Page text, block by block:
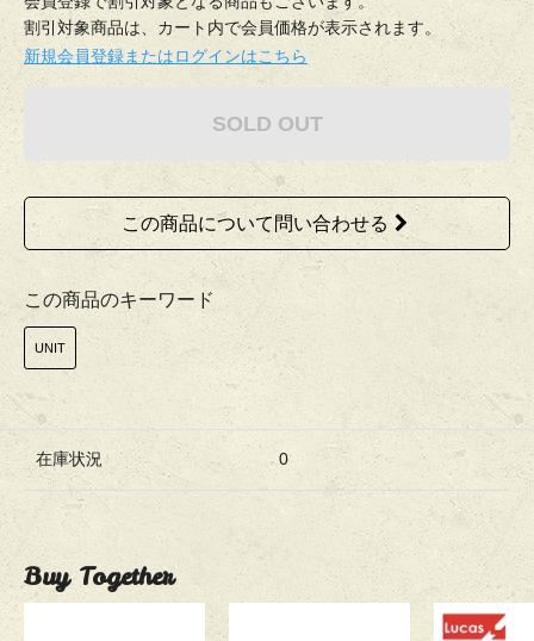
割引対象商品は、カート内で会員価格が表示されます。
新規会員登録またはログインはこちら
SOLD OUT
この商品について問い合わせる
この商品のキーワード
UNIT
在庫状況 0
Buy Together